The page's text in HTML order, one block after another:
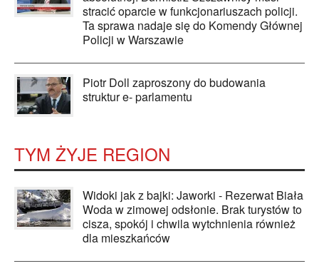
stracić oparcie w funkcjonariuszach policji.
Ta sprawa nadaje się do Komendy Głównej
Policji w Warszawie
Piotr Doll zaproszony do budowania
struktur e- parlamentu
TYM ŻYJE REGION
Widoki jak z bajki: Jaworki - Rezerwat Biała
Woda w zimowej odsłonie. Brak turystów to
cisza, spokój i chwila wytchnienia również
dla mieszkańców